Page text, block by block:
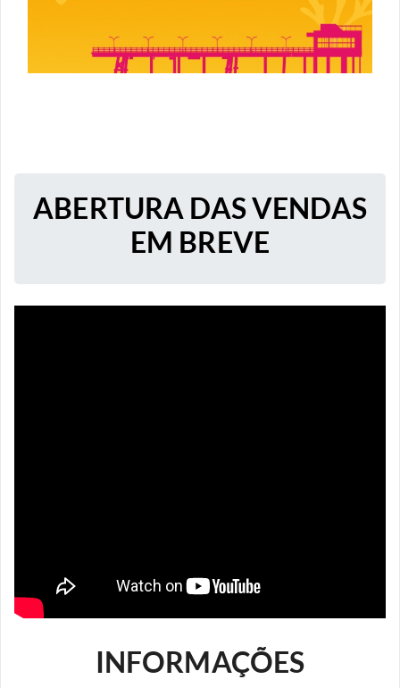
ABERTURA DAS VENDAS
EM BREVE
INFORMAÇÕES